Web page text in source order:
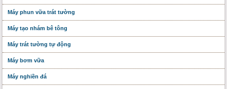
Máy phun vữa trát tường
Máy tạo nhám bê tông
Máy trát tường tự động
Máy bơm vữa
Máy nghiền đá